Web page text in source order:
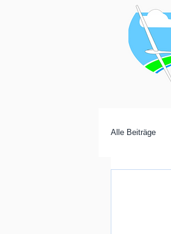
Alle Beiträge